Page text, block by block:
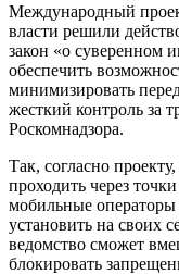
Международный
власти решили
закон «о суверенном
обеспечить
минимизировать
жесткий контроль за
Роскомнадзора.
Так, согласно
проходить через
мобильные
установить на своих
ведомство сможет
блокировать